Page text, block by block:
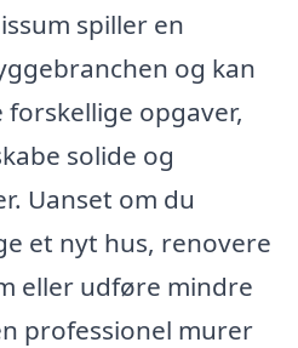
spiller en
og kan
opgaver,
solide og
Uanset om du
et nyt hus, renovere
eller udføre mindre
professionel murer